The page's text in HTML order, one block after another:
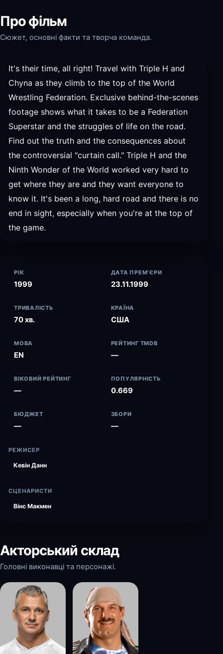
Про фільм
Сюжет, основні факти та творча команда.
It's their time, all right! Travel with Triple H and
Chyna as they climb to the top of the World
Wrestling Federation. Exclusive behind-the-scenes
footage shows what it takes to be a Federation
Superstar and the struggles of life on the road.
Find out the truth and the consequences about
the controversial "curtain call." Triple H and the
Ninth Wonder of the World worked very hard to
get where they are and they want everyone to
know it. It's been a long, hard road and there is no
end in sight, especially when you're at the top of
the game.
РІК
1999
ДАТА ПРЕМ’ЄРИ
23.11.1999
ТРИВАЛІСТЬ
70 хв.
КРАЇНА
США
МОВА
EN
РЕЙТИНГ TMDB
—
ВІКОВИЙ РЕЙТИНГ
—
ПОПУЛЯРНІСТЬ
0.669
БЮДЖЕТ
—
ЗБОРИ
—
РЕЖИСЕР
Кевін Данн
СЦЕНАРИСТИ
Вінс Макмен
Акторський склад
Головні виконавці та персонажі.